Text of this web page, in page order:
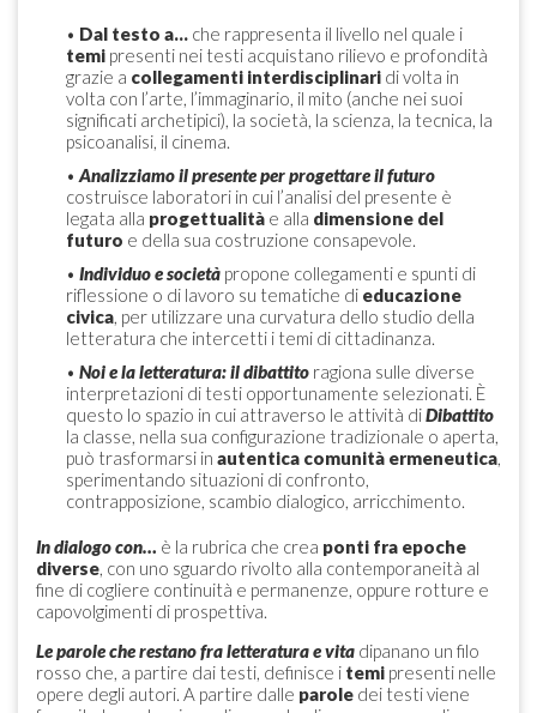
• Dal testo a… che rappresenta il livello nel quale i
temi presenti nei testi acquistano rilievo e profondità
grazie a collegamenti interdisciplinari di volta in
volta con l’arte, l’immaginario, il mito (anche nei suoi
significati archetipici), la società, la scienza, la tecnica, la
psicoanalisi, il cinema.
• Analizziamo il presente per progettare il futuro
costruisce laboratori in cui l’analisi del presente è
legata alla progettualità e alla dimensione del
futuro e della sua costruzione consapevole.
• Individuo e società propone collegamenti e spunti di
riflessione o di lavoro su tematiche di educazione
civica, per utilizzare una curvatura dello studio della
letteratura che intercetti i temi di cittadinanza.
• Noi e la letteratura: il dibattito ragiona sulle diverse
interpretazioni di testi opportunamente selezionati. È
questo lo spazio in cui attraverso le attività diDibattito
la classe, nella sua configurazione tradizionale o aperta,
può trasformarsi in autentica comunità ermeneutica,
sperimentando situazioni di confronto,
contrapposizione, scambio dialogico, arricchimento.
In dialogo con… è la rubrica che crea ponti fra epoche
diverse, con uno sguardo rivolto alla contemporaneità al
fine di cogliere continuità e permanenze, oppure rotture e
capovolgimenti di prospettiva.
Le parole che restano fra letteratura e vita dipanano un filo
rosso che, a partire dai testi, definisce i temi presenti nelle
opere degli autori. A partire dalle parole dei testi viene